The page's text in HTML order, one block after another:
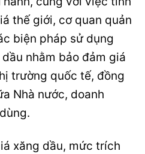
thế giới, cơ quan quản
biện pháp sử dụng
nhằm bảo đảm giá
trường quốc tế, đồng
Nhà nước, doanh
xăng dầu, mức trích